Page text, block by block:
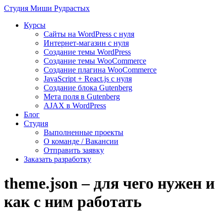
Студия Миши Рудрастых
Курсы
Сайты на WordPress с нуля
Интернет-магазин с нуля
Создание темы WordPress
Создание темы WooCommerce
Создание плагина WooCommerce
JavaScript + React.js с нуля
Создание блока Gutenberg
Мета поля в Gutenberg
AJAX в WordPress
Блог
Студия
Выполненные проекты
О команде / Вакансии
Отправить заявку
Заказать разработку
theme.json – для чего нужен и
как с ним работать